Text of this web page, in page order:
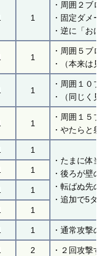
1
・周囲２
・固定ダ
・逆に「
1
・周囲５
・（本来
1
・周囲１
・（同じ
1
・周囲１
・やたら
1
・たまに
・後ろが壁
・転ばぬ
・追加で5
1
1
1
1 ・通常攻撃
2 ・２回攻